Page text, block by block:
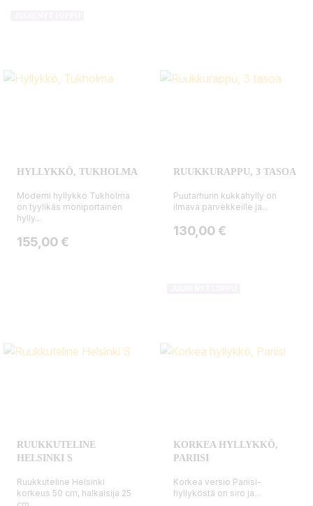
HYLLYKKÖ, TUKHOLMA
Moderni hyllykkö Tukholma
on tyylikäs moniportainen
hylly...
Hinta
155,00 €
RUUKKURAPPU, 3 TASOA
Puutarhurin kukkahylly on
ilmava parvekkeille ja...
Hinta
130,00 €
RUUKKUTELINE
HELSINKI S
Ruukkuteline Helsinki
korkeus 50 cm, halkaisija 25
KORKEA HYLLYKKÖ,
PARIISI
Korkea versio Pariisi-
hyllyköstä on siro ja...